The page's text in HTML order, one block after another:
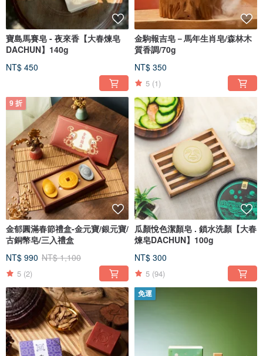
寶島馬賽皂 - 夜來香【大春煉皂
DACHUN】140g
NT$ 450
金駒報吉皂－馬年生肖皂/森林木
質香調/70g
NT$ 350
5 (1)
9 折
金郁圓滿春節禮盒-金元寶/銀元寶/
古銅幣皂/三入禮盒
NT$ 990 NT$ 1,100
5 (2)
瓜顏悅色潔顏皂 . 鎖水洗顏【大春
煉皂DACHUN】100g
NT$ 300
5 (94)
免運